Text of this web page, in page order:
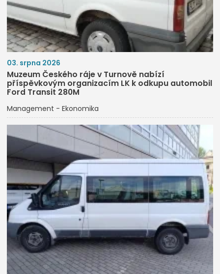
03. srpna 2026
Muzeum Českého ráje v Turnově nabízí
příspěvkovým organizacím LK k odkupu automobil
Ford Transit 280M
Management - Ekonomika